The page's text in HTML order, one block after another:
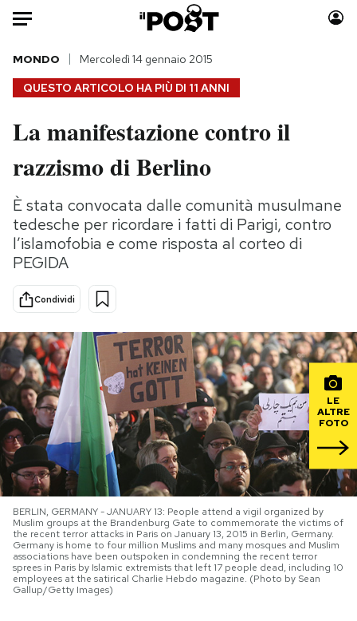
Auto
HOME
Italia
Politica
Tecnologia
Internet
Scienza
Cultura
Economia
Moda
Consumismi
Storie/Idee
Ok Boomer!
Media
PODCAST
NEWSLETTER
I MIEI PREFERITI
SHOP
CALENDARIO
QUESTO ARTICOLO HA PIÙ DI 11 ANNI
MONDO Mercoledì 14 gennaio 2015
La manifestazione contro il
razzismo di Berlino
È stata convocata dalle comunità musulmane
tedesche per ricordare i fatti di Parigi, contro
l’islamofobia e come risposta al corteo di
PEGIDA
Condividi
LE
ALTRE
FOTO
BERLIN, GERMANY - JANUARY 13: People attend a vigil organized by
Muslim groups at the Brandenburg Gate to commemorate the victims of
the recent terror attacks in Paris on January 13, 2015 in Berlin, Germany.
Germany is home to four million Muslims and many mosques and Muslim
associations have been outspoken in condemning the recent terror
sprees in Paris by Islamic extremists that left 17 people dead, including 10
employees at the satirical Charlie Hebdo magazine. (Photo by Sean
Gallup/Getty Images)